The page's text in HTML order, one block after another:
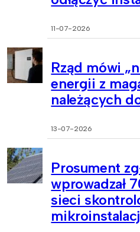
11-07-2026
Rząd mówi
energii z
należących
13-07-2026
Prosument
wprowadzał
sieci